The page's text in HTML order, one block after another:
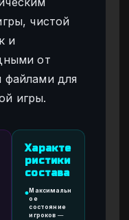
чистой
и
от
файлами для
игры.
Характе
ристики
состава
●Максимальн
ое
состояние
игроков —